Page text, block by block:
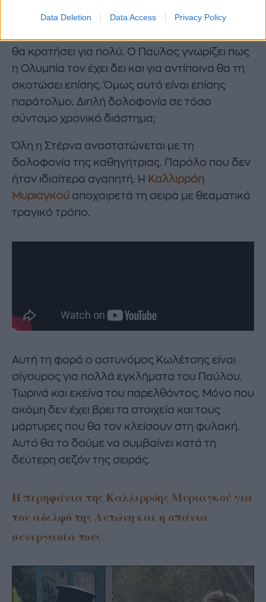
Data Deletion Data Access Privacy Policy
ενώπιον όλων και θα συλληφθεί γιατί δεν έχει
θα κρατήσει για πολύ. Ο Παύλος γνωρίζει πως
η Ολυμπία τον έχει δει και για αντίποινα θα τη
σκοτώσει επίσης. Όμως αυτό είναι επίσης
παράτολμο. Διπλή δολοφονία σε τόσο
σύντομο χρονικό διάστημα;
Όλη η Στέρνα αναστατώνεται με τη
δολοφονία της καθηγήτριας. Παρόλο που δεν
ήταν ιδιαίτερα αγαπητή. Η Καλλιρρόη
Μυριαγκού αποχαιρετά τη σειρά με θεαματικά
τραγικό τρόπο.
Αυτή τη φορά ο αστυνόμος Κωλέτσης είναι
σίγουρος για πολλά εγκλήματα του Παύλου.
Τωρινά και εκείνα του παρελθόντος. Μόνο που
ακόμη δεν έχει βρει τα στοιχεία και τους
μάρτυρες που θα τον κλείσουν στη φυλακή.
Αυτό θα το δούμε να συμβαίνει κατά τη
δεύτερη σεζόν της σειράς.
Η περηφάνια της Καλλιρρόης Μυριαγκού για
τον αδελφό της Αντώνη και η σπάνια
συνεργασία τους